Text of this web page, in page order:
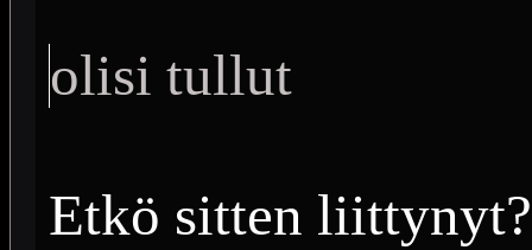
olisi tullut
Etkö sitten liittynyt?